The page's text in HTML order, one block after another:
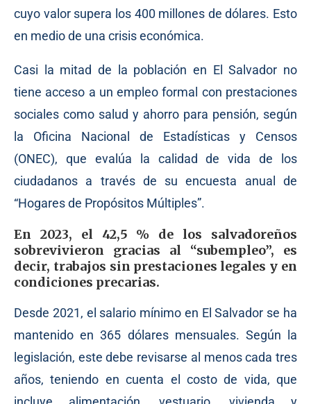
cuyo valor supera los 400 millones de dólares. Esto
en medio de una crisis económica.
Casi la mitad de la población en El Salvador no
tiene acceso a un empleo formal con prestaciones
sociales como salud y ahorro para pensión, según
la Oficina Nacional de Estadísticas y Censos
(ONEC), que evalúa la calidad de vida de los
ciudadanos a través de su encuesta anual de
“Hogares de Propósitos Múltiples”.
En 2023, el 42,5 % de los salvadoreños
sobrevivieron gracias al “subempleo”, es
decir, trabajos sin prestaciones legales y en
condiciones precarias.
Desde 2021, el salario mínimo en El Salvador se ha
mantenido en 365 dólares mensuales. Según la
legislación, este debe revisarse al menos cada tres
años, teniendo en cuenta el costo de vida, que